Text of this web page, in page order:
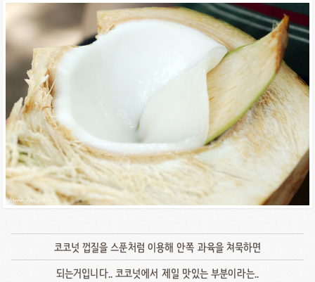
코코넛 껍질을 스푼처럼 이용해 안쪽 과육을 쳐묵하면
되는거입니다.. 코코넛에서 제일 맛있는 부분이라는..